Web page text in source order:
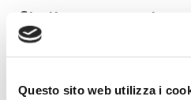
Questo sito web utilizza i
Struttura proponente:
'Irisacqua srl P.I./C.F.
Tecnico